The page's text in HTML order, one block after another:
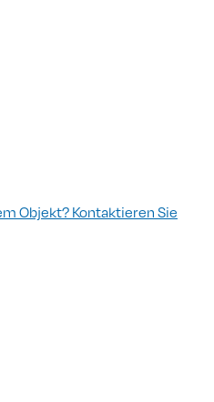
Objekt? Kontaktieren Sie